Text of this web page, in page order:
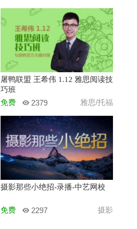
屠鸭联盟 王希伟 1.12 雅思阅读技
巧班
免费 2379 雅思/托福
摄影那些小绝招-录播-中艺网校
免费 2297 摄影